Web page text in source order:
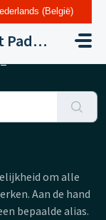
Support Paddle Drupal 11
om alle
Aan de hand
bepaalde alias.
(België)